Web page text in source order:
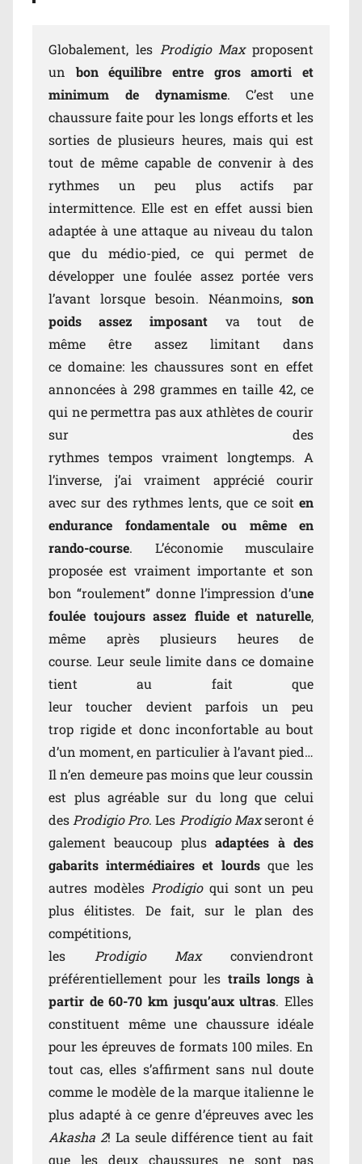
Globalement, les Prodigio Maxproposent
unbon équilibre entre gros amorti et
minimum de dynamisme. C’est une
chaussure faite pour les longs efforts et les
sorties de plusieurs heures, mais qui est
tout de même capable de convenir à des
rythmes un peu plus actifs par
intermittence. Elle est en effet aussi bien
adaptée à une attaque au niveau du talon
que du médio-pied, ce qui permet de
développer une foulée assez portée vers
l’avant lorsque besoin. Néanmoins, son
poids assez imposant va tout de
même être assez limitant dans
ce domaine: les chaussures sont en effet
annoncées à 298 grammes en taille 42, ce
qui ne permettra pas aux athlètes de courir
sur des
rythmes tempos vraiment longtemps. A
l’inverse, j’ai vraiment apprécié courir
avec sur des rythmes lents, que ce soit en
endurance fondamentale ou même en
rando-course. L’économie musculaire
proposée est vraiment importante et son
bon “roulement” donne l’impression d’une
foulée toujours assez fluide et naturelle,
même après plusieurs heures de
course. Leur seule limite dans ce domaine
tient au fait que
leur toucher devient parfois un peu
trop rigide et donc inconfortable au bout
d’un moment, en particulier à l’avant pied…
Il n’en demeure pas moins que leur coussin
est plus agréable sur du long que celui
des Prodigio Pro. Les Prodigio Maxseront é
galement beaucoup plusadaptées à des
gabarits intermédiaires et lourdsque les
autres modèles Prodigio qui sont un peu
plus élitistes. De fait, sur le plan des
compétitions,
les
Prodigio Maxconviendront
préférentiellement pour les trails longs à
partir de 60-70 km jusqu’aux ultras. Elles
constituent même une chaussure idéale
pour les épreuves de formats 100 miles. En
tout cas, elles s’affirment sans nul doute
comme le modèle de la marque italienne le
plus adapté à ce genre d’épreuves avec les
Akasha 2! La seule différence tient au fait
que les deux chaussures ne sont pas